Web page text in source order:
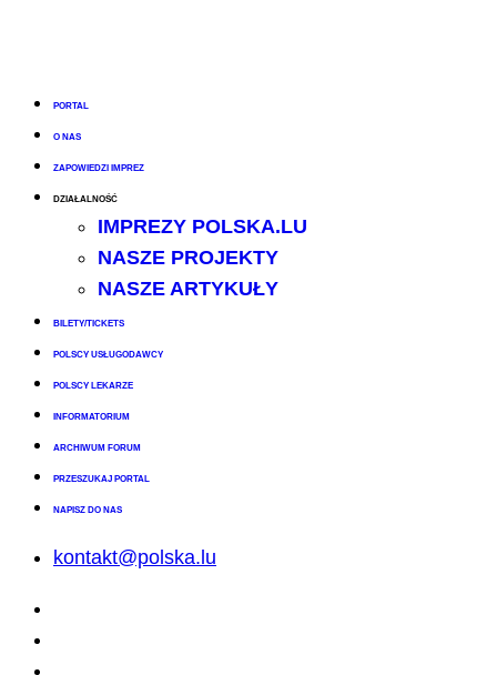
PORTAL
O NAS
ZAPOWIEDZI IMPREZ
DZIAŁALNOŚĆ
IMPREZY POLSKA.LU
NASZE PROJEKTY
NASZE ARTYKUŁY
BILETY/TICKETS
POLSCY USŁUGODAWCY
POLSCY LEKARZE
INFORMATORIUM
ARCHIWUM FORUM
PRZESZUKAJ PORTAL
NAPISZ DO NAS
kontakt@polska.lu